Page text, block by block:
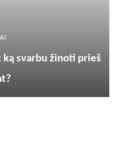
svarbu žinoti prieš